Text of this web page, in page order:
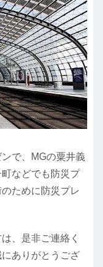
で、MGの粟井義
などでも防災プ
ために防災プレ
、是非ご連絡く
ありがとうござ